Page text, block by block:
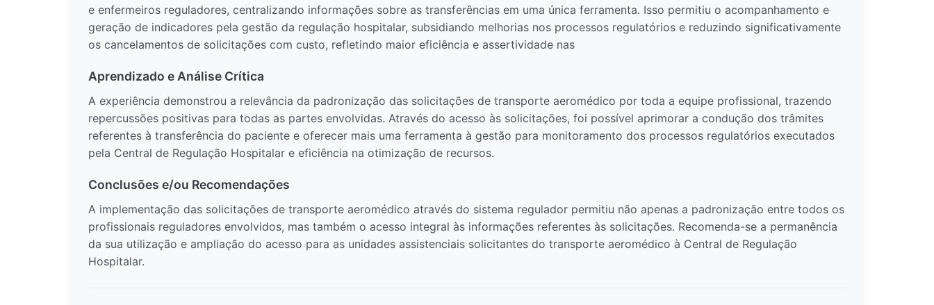
e enfermeiros reguladores, centralizando informações sobre as transferências em uma única ferramenta. Isso permitiu o acompanhamento e
geração de indicadores pela gestão da regulação hospitalar, subsidiando melhorias nos processos regulatórios e reduzindo significativamente
os cancelamentos de solicitações com custo, refletindo maior eficiência e assertividade nas
Aprendizado e Análise Crítica
A experiência demonstrou a relevância da padronização das solicitações de transporte aeromédico por toda a equipe profissional, trazendo
repercussões positivas para todas as partes envolvidas. Através do acesso às solicitações, foi possível aprimorar a condução dos trâmites
referentes à transferência do paciente e oferecer mais uma ferramenta à gestão para monitoramento dos processos regulatórios executados
pela Central de Regulação Hospitalar e eficiência na otimização de recursos.
Conclusões e/ou Recomendações
A implementação das solicitações de transporte aeromédico através do sistema regulador permitiu não apenas a padronização entre todos os
profissionais reguladores envolvidos, mas também o acesso integral às informações referentes às solicitações. Recomenda-se a permanência
da sua utilização e ampliação do acesso para as unidades assistenciais solicitantes do transporte aeromédico à Central de Regulação
Hospitalar.